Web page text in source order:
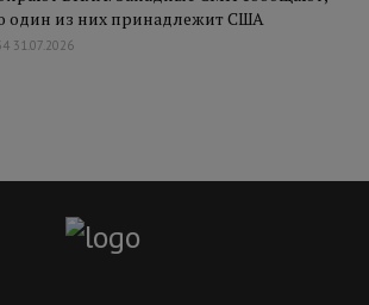
один из них принадлежит США
31.07.2026